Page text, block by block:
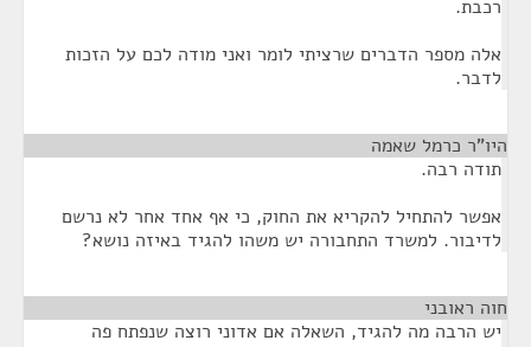
רכבת.
אלה מספר הדברים שרציתי לומר ואני מודה לכם על הזכות
לדבר.
היו"ר כרמל שאמה
תודה רבה.
אפשר להתחיל להקריא את החוק, כי אף אחד אחר לא נרשם
לדיבור. למשרד התחבורה יש משהו להגיד באיזה נושא?
חוה ראובני
יש הרבה מה להגיד, השאלה אם אדוני רוצה שנפתח פה